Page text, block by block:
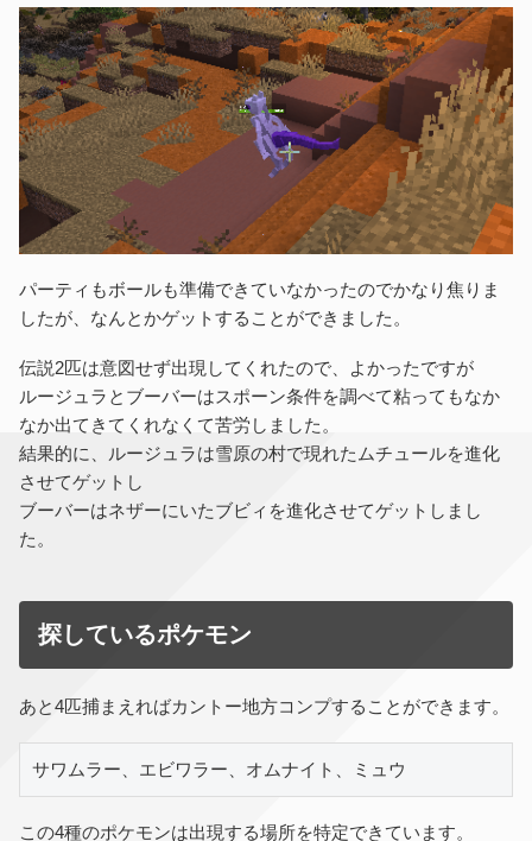
パーティもボールも準備できていなかったのでかなり焦りま
したが、なんとかゲットすることができました。
伝説2匹は意図せず出現してくれたので、よかったですが
ルージュラとブーバーはスポーン条件を調べて粘ってもなか
なか出てきてくれなくて苦労しました。
結果的に、ルージュラは雪原の村で現れたムチュールを進化
させてゲットし
ブーバーはネザーにいたブビィを進化させてゲットしまし
た。
探しているポケモン
あと4匹捕まえればカントー地方コンプすることができます。
サワムラー、エビワラー、オムナイト、ミュウ
この4種のポケモンは出現する場所を特定できています。